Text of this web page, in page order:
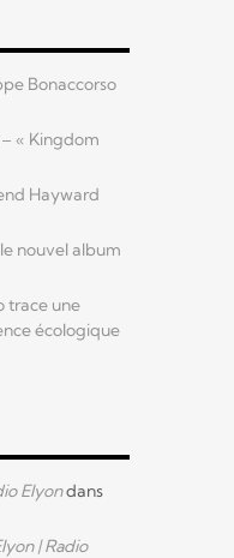
Bonaccorso
« Kingdom
Hayward
nouvel album
trace une
écologique
Elyondans
| Radio